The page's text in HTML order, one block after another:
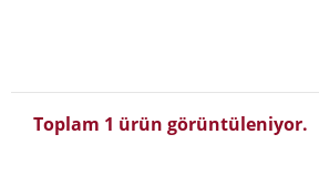
Toplam 1 ürün görüntüleniyor.